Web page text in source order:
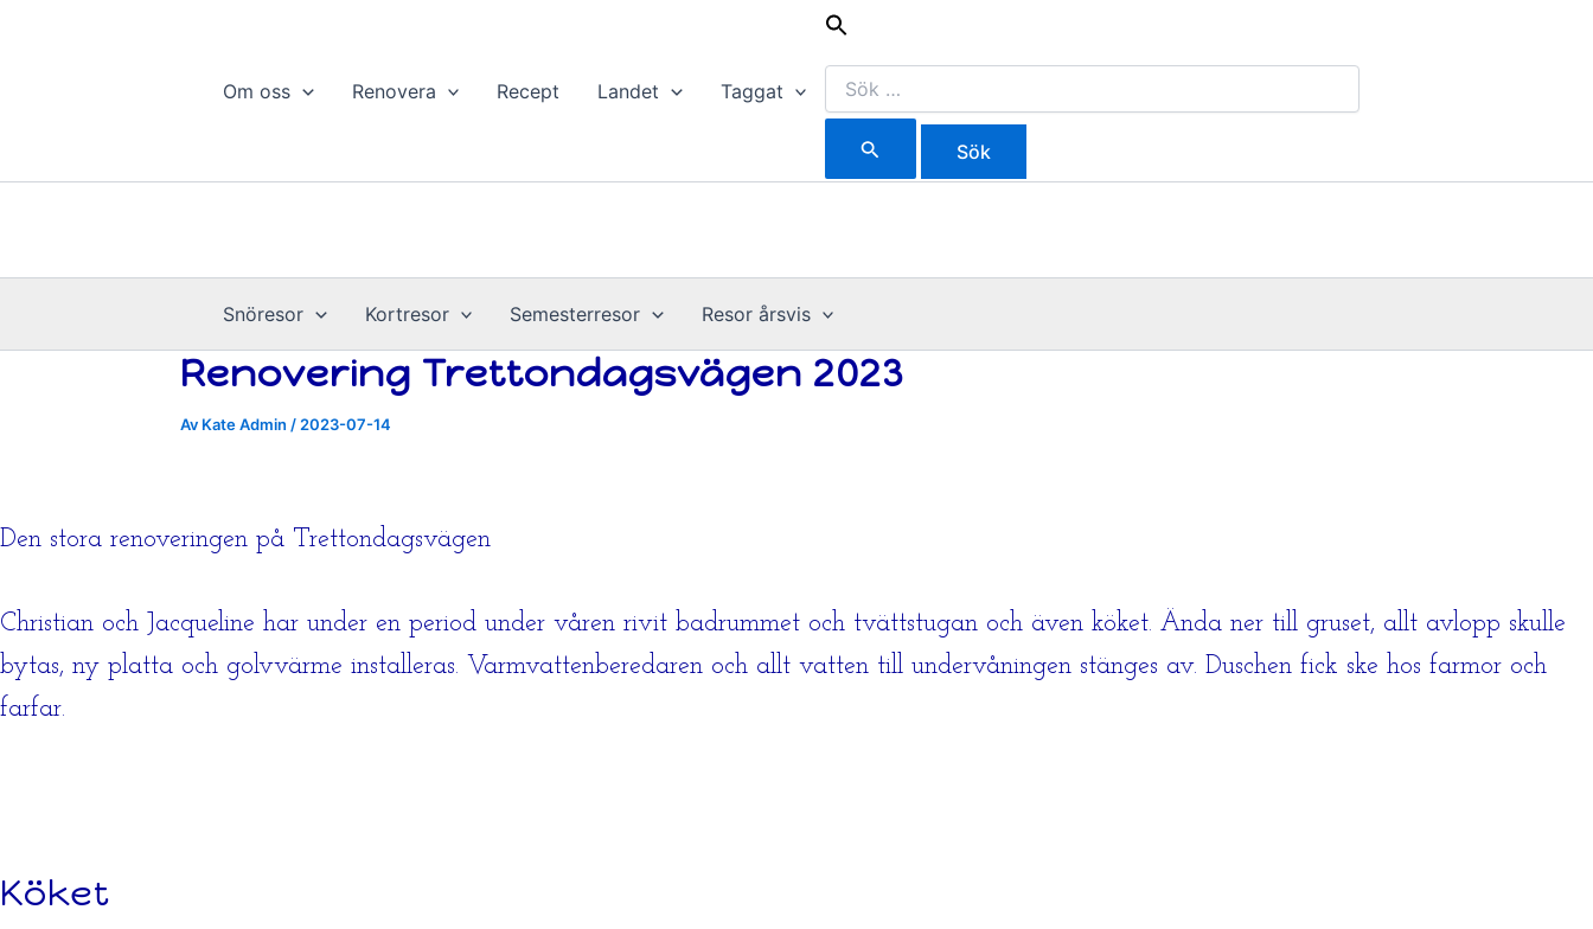
Om oss Renovera Recept Landet Taggat
Sök
efter:
Snöresor Kortresor Semesterresor Resor årsvis
Renovering Trettondagsvägen 2023
Av Kate Admin / 2023-07-14
Den stora renoveringen på Trettondagsvägen
Christian och Jacqueline har under en period under våren rivit badrummet och tvättstugan och även köket. Ända ner till gruset, allt avlopp skulle
bytas, ny platta och golvvärme installeras. Varmvattenberedaren och allt vatten till undervåningen stänges av. Duschen fick ske hos farmor och
farfar.
Köket